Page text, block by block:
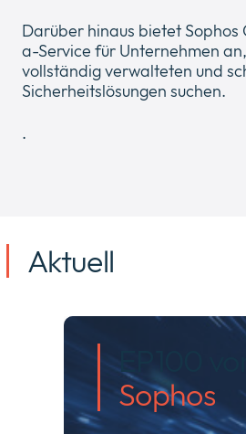
Darüber hinaus bietet Sophos
a-Service für Unternehmen
vollständig verwalteten und
Sicherheitslösungen suchen.
.
Aktuell
EP100 von
Sophos